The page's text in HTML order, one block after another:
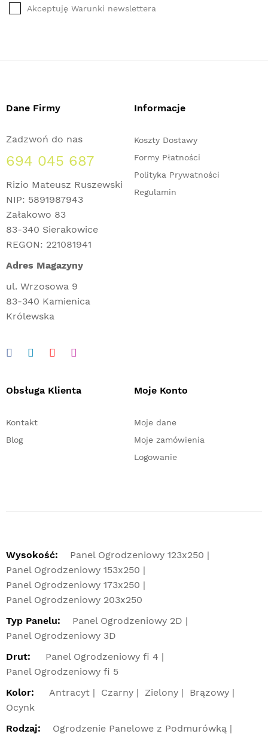
Akceptuję Warunki newslettera
Dane Firmy
Zadzwoń do nas
694 045 687
Rizio Mateusz Ruszewski
NIP: 5891987943
Załakowo 83
83-340 Sierakowice
REGON: 221081941
Adres Magazyny
ul. Wrzosowa 9
83-340 Kamienica
Królewska
Informacje
Koszty Dostawy
Formy Płatności
Polityka Prywatności
Regulamin
Obsługa Klienta
Kontakt
Blog
Moje Konto
Moje dane
Moje zamówienia
Logowanie
Wysokość:
Panel Ogrodzeniowy 123x250
Panel Ogrodzeniowy 153x250
Panel Ogrodzeniowy 173x250
Panel Ogrodzeniowy 203x250
Typ Panelu:
Panel Ogrodzeniowy 2D
Panel Ogrodzeniowy 3D
Drut:
Panel Ogrodzeniowy fi 4
Panel Ogrodzeniowy fi 5
Kolor:
Antracyt Czarny Zielony
Brązowy
Ocynk
Rodzaj:
Ogrodzenie Panelowe z Podmurówką